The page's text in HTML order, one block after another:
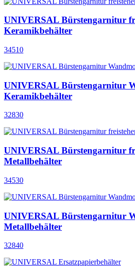
UNIVERSAL Bürstengarnitur
Keramikbehälter
34510
UNIVERSAL Bürstengarnitur
Keramikbehälter
32830
UNIVERSAL Bürstengarnitur
Metallbehälter
34530
UNIVERSAL Bürstengarnitur
Metallbehälter
32840